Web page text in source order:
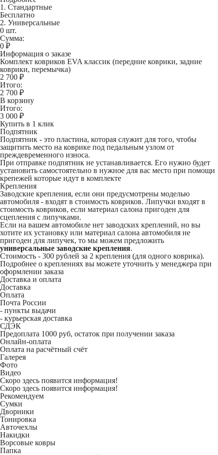
1. Стандартные
Бесплатно
2. Универсальные
0 шт.
Сумма:
0 ₽
Информация о заказе
Комплект ковриков EVA классик (передние коврики, задние
коврики, перемычка)
2 700 ₽
Итого:
2 700 ₽
В корзину
Итого:
3 000 ₽
Купить в 1 клик
Подпятник
Подпятник - это пластина, которая служит для того, чтобы
защитить место на коврике под педальным узлом от
преждевременного износа.
При отправке подпятник не устанавливается. Его нужно будет
установить самостоятельно в нужное для вас место при помощи
крепежей которые идут в комплекте
Крепления
Заводские крепления, если они предусмотрены моделью
автомобиля - входят в стоимость ковриков. Липучки входят в
стоимость ковриков, если материал салона пригоден для
сцепления с липучками.
Если на вашем автомобиле нет заводских креплений, но вы
хотите их установку или материал салона автомобиля не
пригоден для липучек, то мы можем предложить
универсальные заводские крепления.
Стоимость - 300 рублей за 2 крепления (для одного коврика).
Подробнее о креплениях вы можете уточнить у менеджера при
оформлении заказа
Доставка и оплата
Доставка
Оплата
Почта России
- пункты выдачи
- курьерская доставка
СДЭК
Предоплата 1000 руб, остаток при получении заказа
Онлайн-оплата
Оплата на расчётный счёт
Галерея
Фото
Видео
Скоро здесь появится информация!
Скоро здесь появится информация!
Рекомендуем
Сумки
Дворники
Тонировка
Авточехлы
Накидки
Ворсовые ковры
Папка